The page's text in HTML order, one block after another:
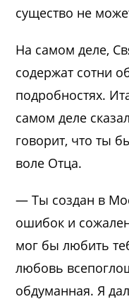
существо не
На самом деле,
содержат сотни
подробностях.
самом деле
говорит, что ты
воле Отца.
— Ты создан в
ошибок и
мог бы любить
любовь
обдуманная. Я